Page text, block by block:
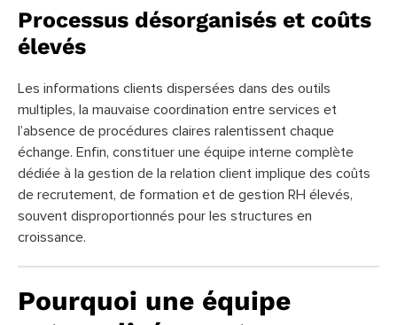
Processus désorganisés et coûts
élevés
Les informations clients dispersées dans des outils
multiples, la mauvaise coordination entre services et
l’absence de procédures claires ralentissent chaque
échange. Enfin, constituer une équipe interne complète
dédiée à la gestion de la relation client implique des coûts
de recrutement, de formation et de gestion RH élevés,
souvent disproportionnés pour les structures en
croissance.
Pourquoi une équipe